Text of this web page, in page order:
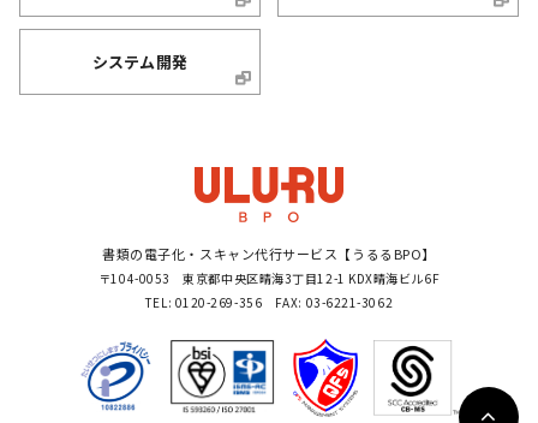
システム開発
書類の電子化・スキャン代行サービス【うるるBPO】
〒104-0053 東京都中央区晴海3丁目12-1 KDX晴海ビル6F
TEL: 0120-269-356 FAX: 03-6221-3062